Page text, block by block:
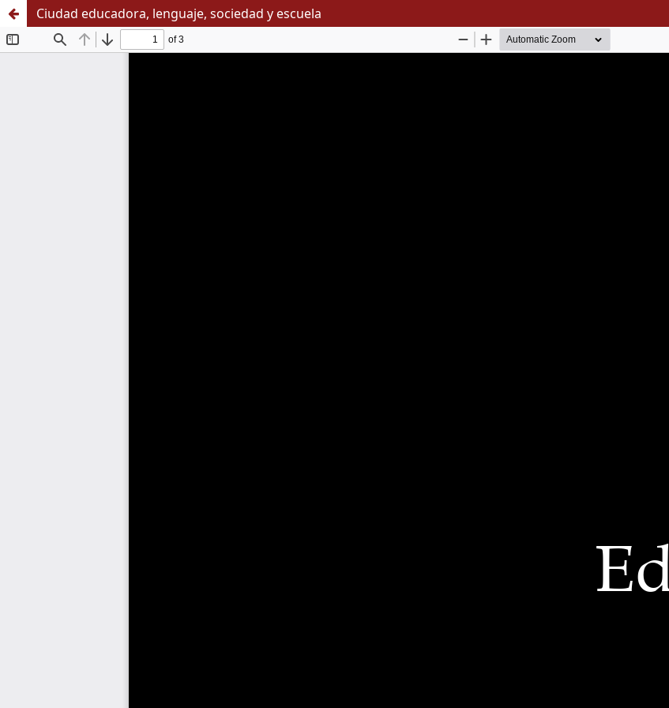
Ciudad educadora, lenguaje, sociedad y escuela